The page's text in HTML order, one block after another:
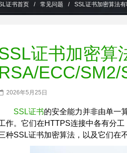
证书首页 / 常见问题 / SSL证书加密算法
证书加密算
RSA/ECC/
2026年5月25日
SSL证书的安全能力并非由单一
作。它们在HTTPS连接中各有分
种SSL证书加密算法，以及它们在